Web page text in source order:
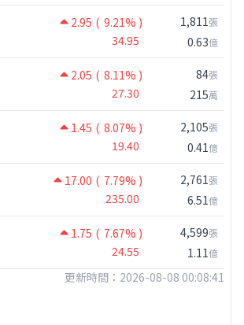
2.95 ( 9.21% )
34.95
1,811張
0.63億
2.05 ( 8.11% )
27.30
84張
215萬
1.45 ( 8.07% )
19.40
2,105張
0.41億
17.00 ( 7.79% )
235.00
2,761張
6.51億
1.75 ( 7.67% )
24.55
4,599張
1.11億
更新時間：2026-08-08 00:08:41